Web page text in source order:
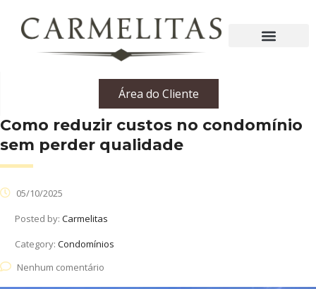
Área do Cliente
Como reduzir custos no condomínio
sem perder qualidade
05/10/2025
Posted by: Carmelitas
Category: Condomínios
Nenhum comentário